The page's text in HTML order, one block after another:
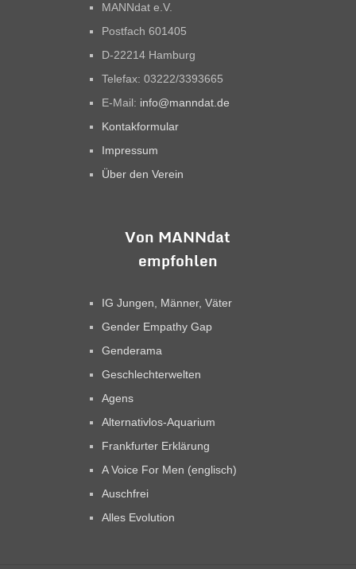
MANNdat e.V.
Postfach 601405
D-22214 Hamburg
Telefax: 03222/3393665
E-Mail: info@manndat.de
Kontakformular
Impressum
Über den Verein
Von MANNdat
empfohlen
IG Jungen, Männer, Väter
Gender Empathy Gap
Genderama
Geschlechterwelten
Agens
Alternativlos-Aquarium
Frankfurter Erklärung
A Voice For Men (englisch)
Auschfrei
Alles Evolution